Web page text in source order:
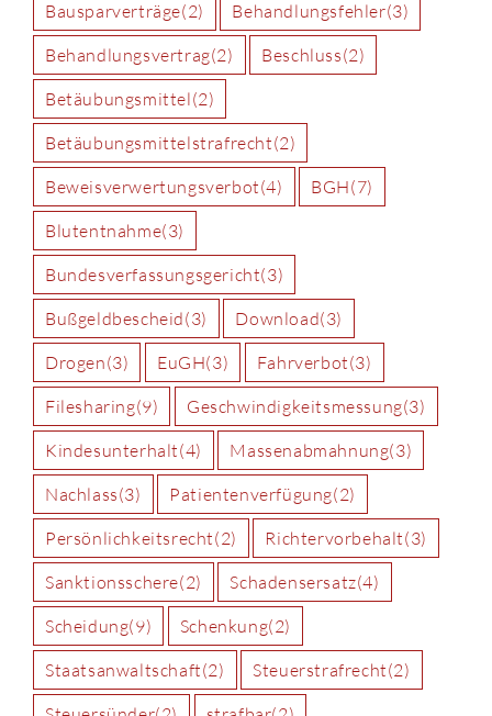
Bausparverträge(2) Behandlungsfehler(3)
Behandlungsvertrag(2) Beschluss(2)
Betäubungsmittel(2)
Betäubungsmittelstrafrecht(2)
Beweisverwertungsverbot(4) BGH(7)
Blutentnahme(3)
Bundesverfassungsgericht(3)
Bußgeldbescheid(3) Download(3)
Drogen(3) EuGH(3) Fahrverbot(3)
Filesharing(9) Geschwindigkeitsmessung(3)
Kindesunterhalt(4) Massenabmahnung(3)
Nachlass(3) Patientenverfügung(2)
Persönlichkeitsrecht(2) Richtervorbehalt(3)
Sanktionsschere(2) Schadensersatz(4)
Scheidung(9) Schenkung(2)
Staatsanwaltschaft(2) Steuerstrafrecht(2)